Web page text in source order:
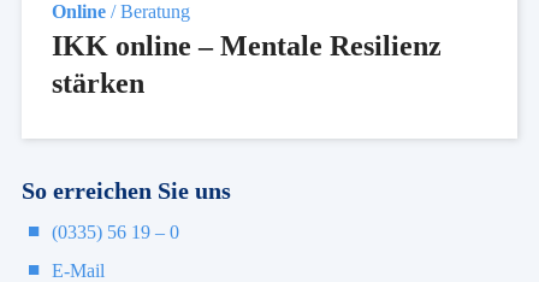
Online/ Beratung
IKK online – Mentale Resilienz
stärken
So erreichen Sie uns
(0335) 56 19 – 0
E-Mail